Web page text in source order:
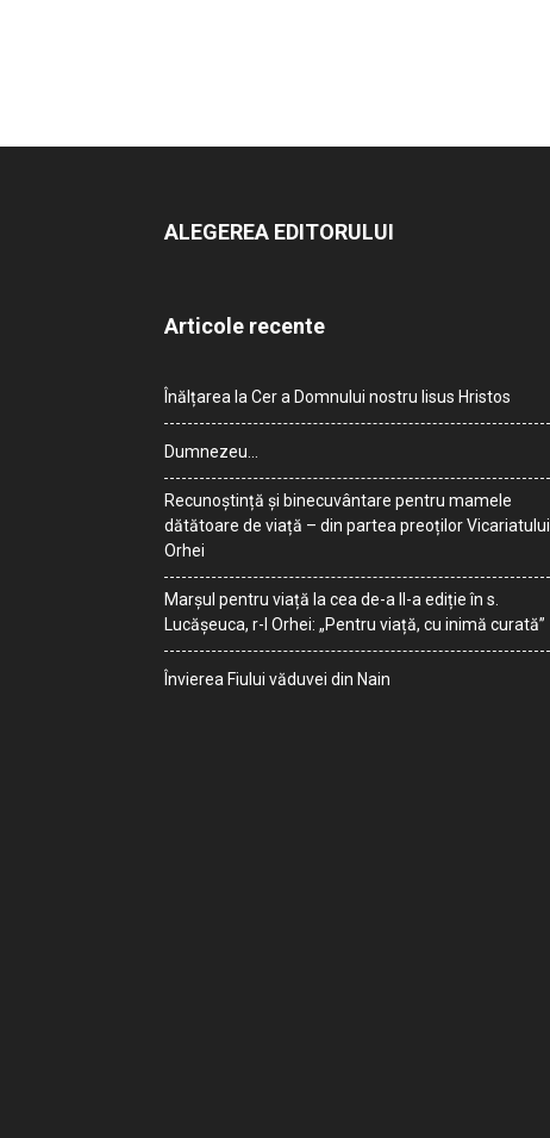
ALEGEREA EDITORULUI
Articole recente
Înălțarea la Cer a Domnului nostru Iisus Hristos
Dumnezeu…
Recunoștință și binecuvântare pentru mamele
dătătoare de viață – din partea preoților Vicariatului
Orhei
Marșul pentru viață la cea de-a II-a ediție în s.
Lucășeuca, r-l Orhei: „Pentru viață, cu inimă curată”
Învierea Fiului văduvei din Nain